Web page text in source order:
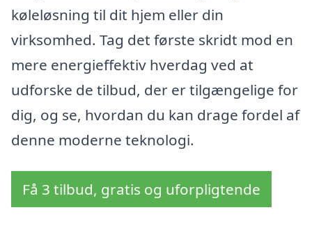
køleløsning til dit hjem eller din
virksomhed. Tag det første skridt mod en
mere energieffektiv hverdag ved at
udforske de tilbud, der er tilgængelige for
dig, og se, hvordan du kan drage fordel af
denne moderne teknologi.
Få 3 tilbud, gratis og uforpligtende